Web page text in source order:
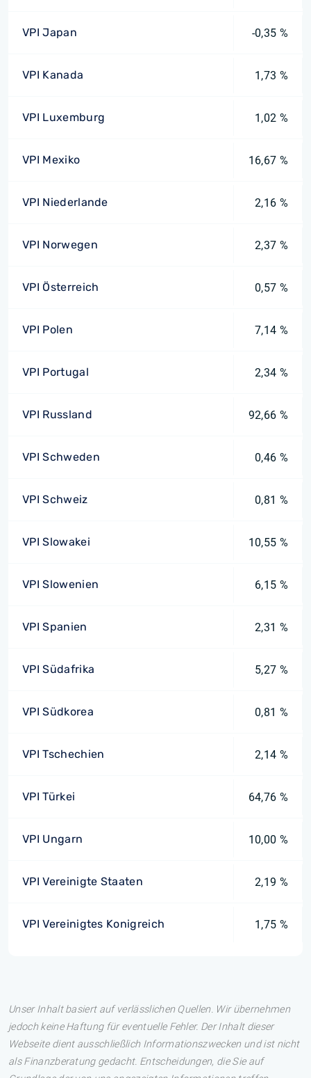
VPI Japan -0,35 %
VPI Kanada 1,73 %
VPI Luxemburg 1,02 %
VPI Mexiko 16,67 %
VPI Niederlande 2,16 %
VPI Norwegen 2,37 %
VPI Österreich 0,57 %
VPI Polen 7,14 %
VPI Portugal 2,34 %
VPI Russland 92,66 %
VPI Schweden 0,46 %
VPI Schweiz 0,81 %
VPI Slowakei 10,55 %
VPI Slowenien 6,15 %
VPI Spanien 2,31 %
VPI Südafrika 5,27 %
VPI Südkorea 0,81 %
VPI Tschechien 2,14 %
VPI Türkei 64,76 %
VPI Ungarn 10,00 %
VPI Vereinigte Staaten 2,19 %
VPI Vereinigtes Konigreich 1,75 %
Unser Inhalt basiert auf verlässlichen Quellen. Wir übernehmen
jedoch keine Haftung für eventuelle Fehler. Der Inhalt dieser
Webseite dient ausschließlich Informationszwecken und ist nicht
als Finanzberatung gedacht. Entscheidungen, die Sie auf